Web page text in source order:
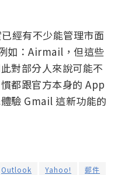
經有不少能管理市面
如：Airmail，但這些
對部分人來說可能不
都跟官方本身的 App
驗 Gmail 這新功能的
Outlook Yahoo! 郵件